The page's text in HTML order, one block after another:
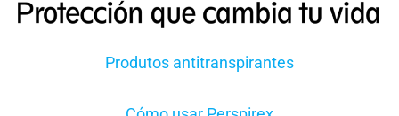
Produtos antitranspirantes